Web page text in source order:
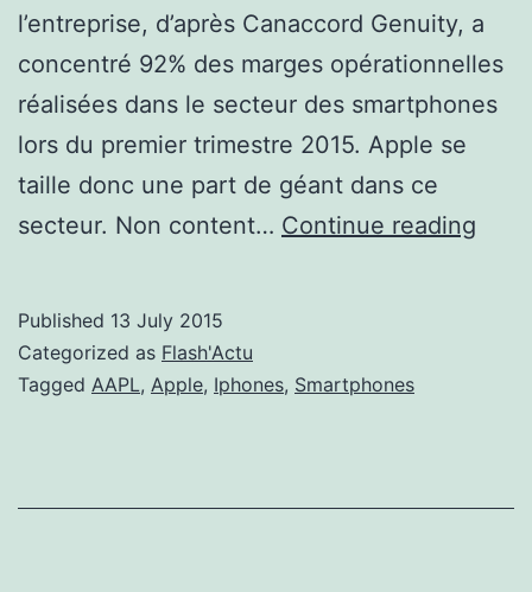
l’entreprise, d’après Canaccord Genuity, a
concentré 92% des marges opérationnelles
réalisées dans le secteur des smartphones
lors du premier trimestre 2015. Apple se
taille donc une part de géant dans ce
secteur. Non content… Continue reading
au
Published 13 July 2015
Categorized as Flash'Actu
Tagged AAPL, Apple, Iphones, Smartphones